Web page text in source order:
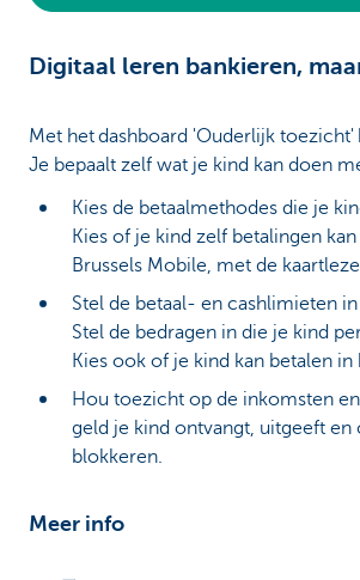
Digitaal leren bankieren,
Met het dashboard 'Ouderlijk
Je bepaalt zelf wat je kind kan doen
Kies de betaalmethodes die je
Kies of je kind zelf betalingen
Brussels Mobile, met de
Stel de betaal- en cashlimieten
Stel de bedragen in die je kind
Kies ook of je kind kan betalen
Hou toezicht op de inkomsten
geld je kind ontvangt, uitgeeft en
blokkeren.
Meer info